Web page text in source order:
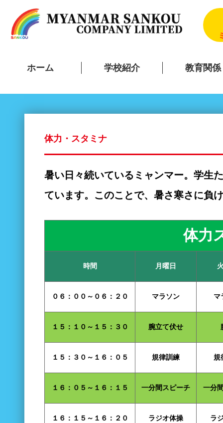
ホーム 学校紹介 教育関係
体力・スタミナ
暑い日々続いているミャンマー。学生
ています。このことで、暑さ寒さに負
体力
時間 月曜日
０６：００～０６：２０ マラソン マ
１５：１０～１５：３０ 腕立て伏せ
１５：３０～１６：０５ 規律訓練 規
１６：０５～１６：１５ 一分間スピーチ 一分
１６：１５～１６：２０ ラジオ体操 ラ